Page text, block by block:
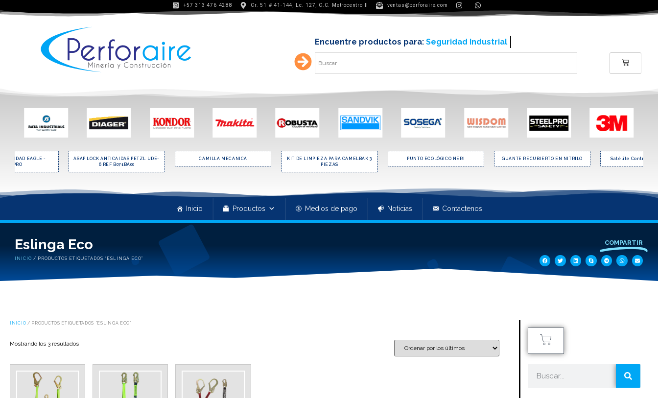
+57 313 476 4288 Cr. 51 # 41-144, Lc. 127, C.C. Metrocentro II ventas@perforaire.com
Encuentre productos para: Minería y contrucción
EAGLE -
ASAP LOCK ANTICAIDAS PETZL UDE-
6 REF B071BA00
CAMILLA MECANICA
KIT DE LIMPIEZA PARA CAMELBAK 3
PIEZAS
PUNTO ECOLÓGICO NERI GUANTE RECUBIERTO EN NITRILO Satélite Contra
Inicio Productos Medios de pago Noticias Contáctenos
Eslinga Eco
INICIO / PRODUCTOS ETIQUETADOS “ESLINGA ECO”
COMPARTIR
INICIO / PRODUCTOS ETIQUETADOS “ESLINGA ECO”
Mostrando los 3 resultados